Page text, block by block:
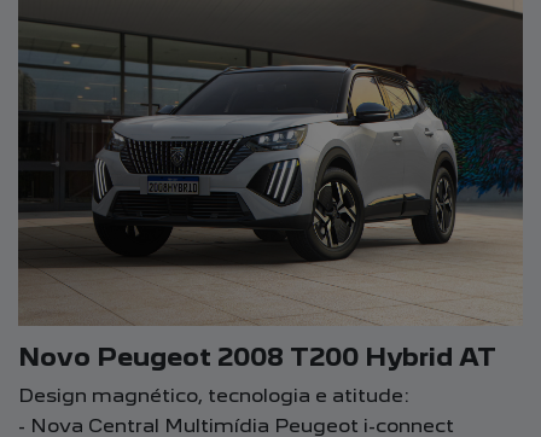
Novo Peugeot 2008 T200 Hybrid AT
Design magnético, tecnologia e atitude:
- Nova Central Multimídia Peugeot i-connect